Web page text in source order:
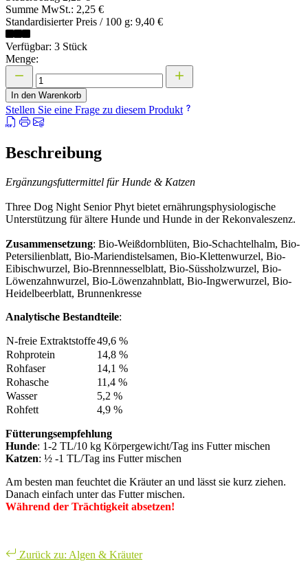
Summe MwSt.: 2,25 €
Standardisierter Preis / 100 g: 9,40 €
Verfügbar: 3 Stück
Menge:
In den Warenkorb
Stellen Sie eine Frage zu diesem Produkt
Beschreibung
Ergänzungsfuttermittel für Hunde & Katzen
Three Dog Night Senior Phyt bietet ernährungsphysiologische
Unterstützung für ältere Hunde und Hunde in der Rekonvaleszenz.
Zusammensetzung: Bio-Weißdornblüten, Bio-Schachtelhalm, Bio-
Petersilienblatt, Bio-Mariendistelsamen, Bio-Klettenwurzel, Bio-
Eibischwurzel, Bio-Brennnesselblatt, Bio-Süssholzwurzel, Bio-
Löwenzahnwurzel, Bio-Löwenzahnblatt, Bio-Ingwerwurzel, Bio-
Heidelbeerblatt, Brunnenkresse
Analytische Bestandteile:
N-freie Extraktstoffe49,6 %
Rohprotein
14,8 %
Rohfaser
14,1 %
Rohasche
11,4 %
Wasser
5,2 %
Rohfett
4,9 %
Fütterungsempfehlung
Hunde: 1-2 TL/10 kg Körpergewicht/Tag ins Futter mischen
Katzen: ½ -1 TL/Tag ins Futter mischen
Am besten man feuchtet die Kräuter an und lässt sie kurz ziehen.
Danach einfach unter das Futter mischen.
Während der Trächtigkeit absetzen!
Zurück zu: Algen & Kräuter